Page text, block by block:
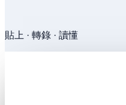
貼上 · 轉錄 · 讀懂